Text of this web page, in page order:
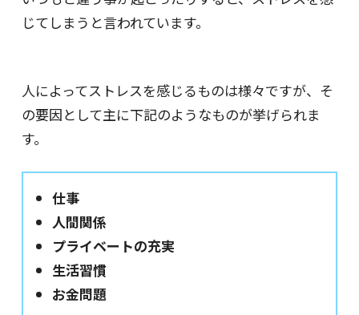
じてしまうと言われています。
人によってストレスを感じるものは様々ですが、そ
の要因として主に下記のようなものが挙げられま
す。
仕事
人間関係
プライベートの充実
生活習慣
お金問題